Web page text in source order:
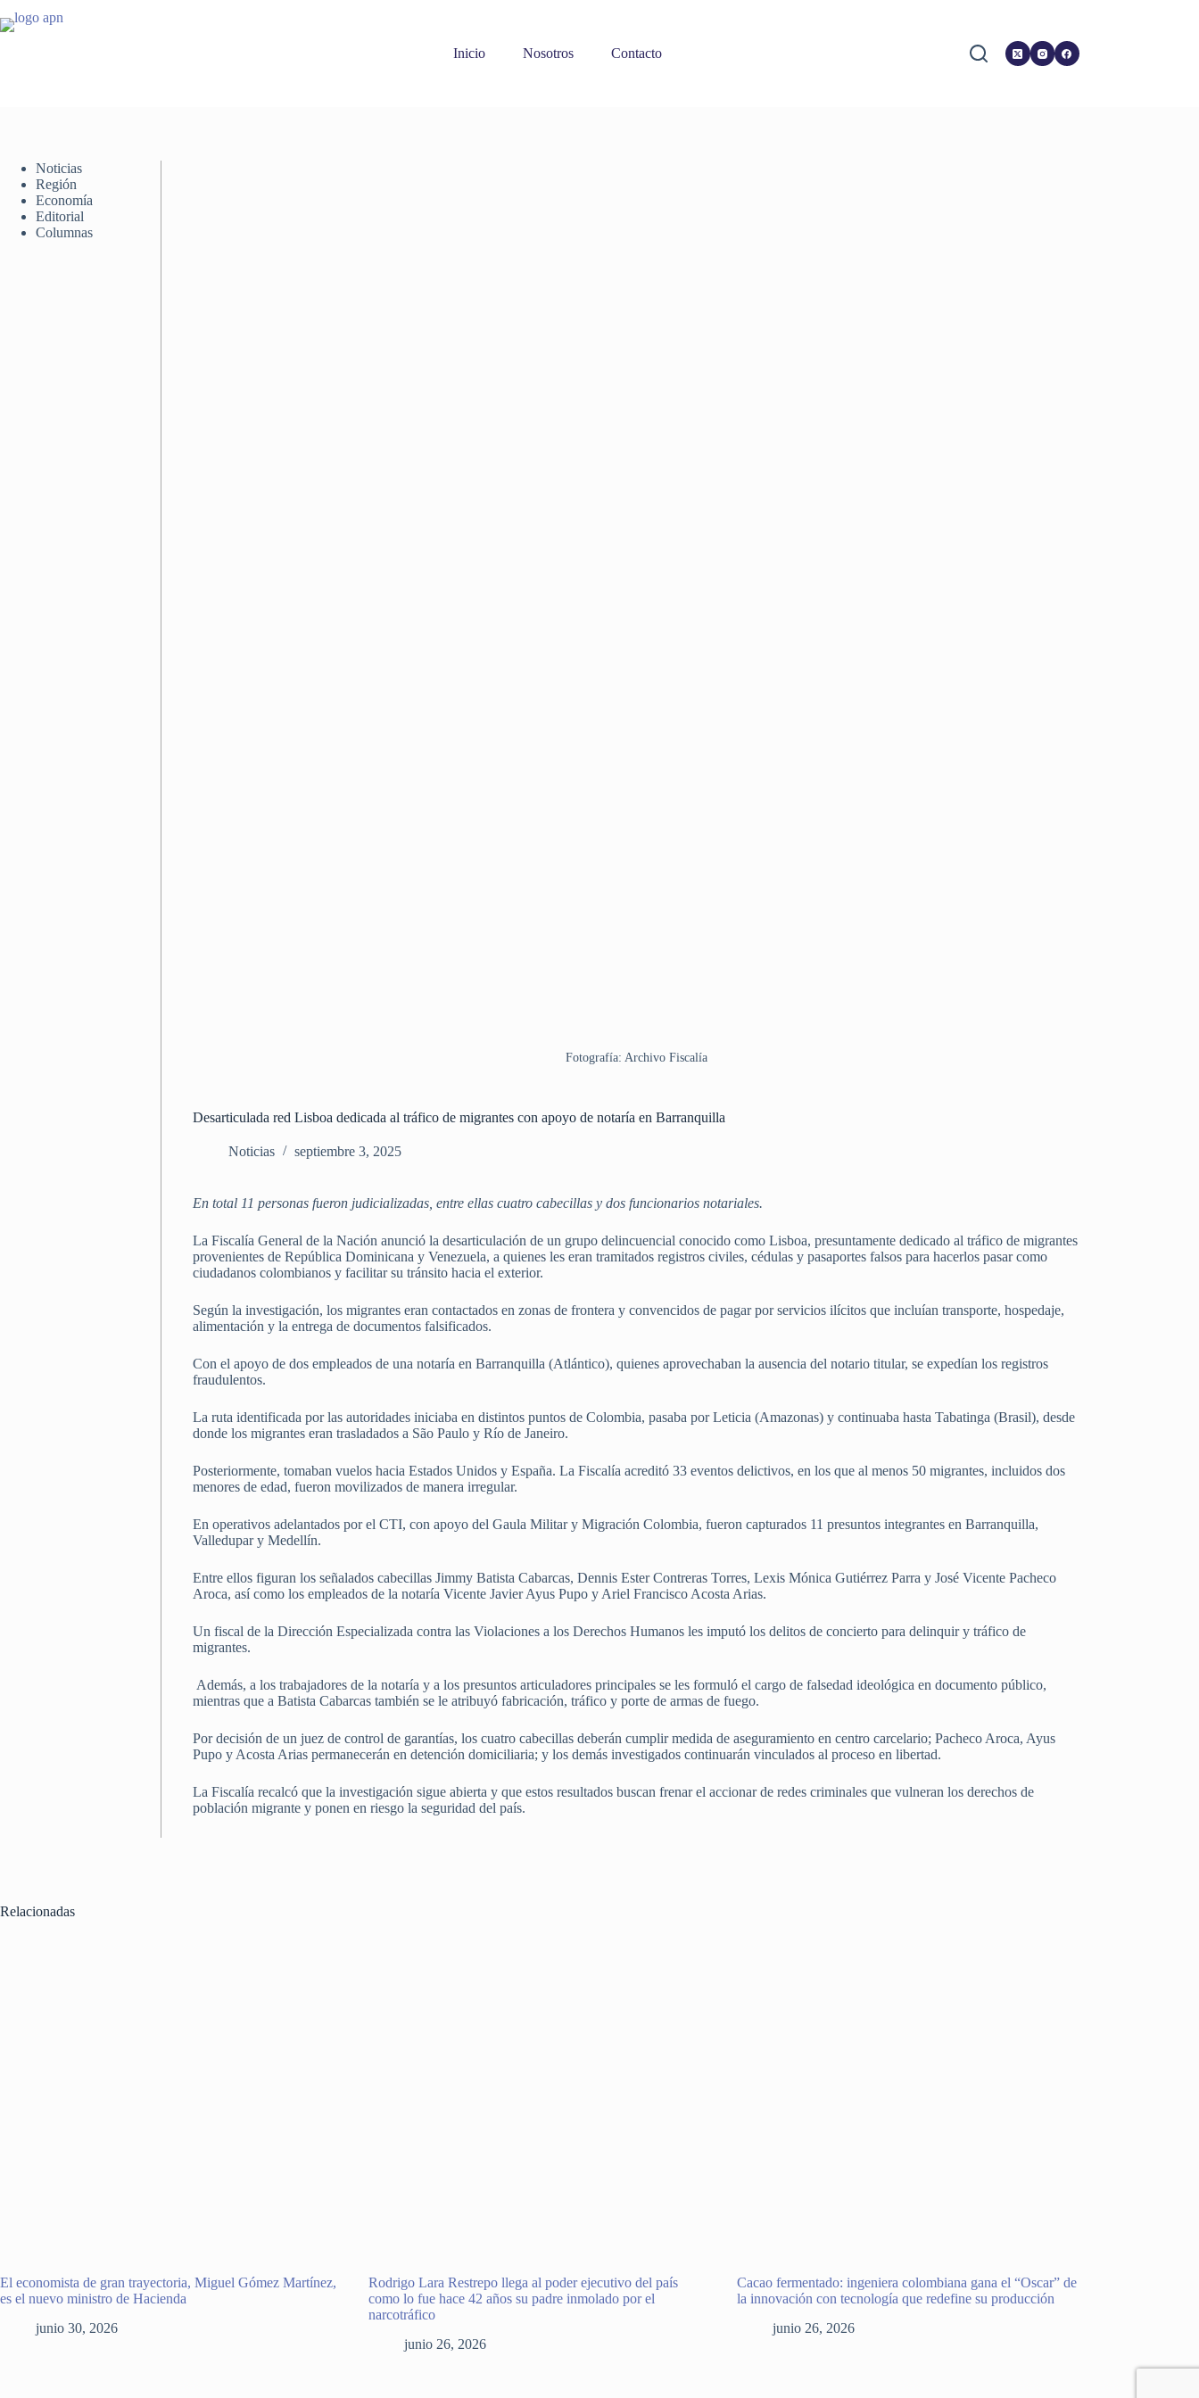
al
Inicio
Nosotros Contacto
Fotografía: Archivo Fiscalía
Desarticulada red Lisboa dedicada al tráfico de migrantes con apoyo de notaría en Barranquilla
Noticias septiembre 3, 2025
En total 11 personas fueron judicializadas, entre ellas cuatro cabecillas y dos funcionarios notariales.
La Fiscalía General de la Nación anunció la desarticulación de un grupo delincuencial conocido como Lisboa, presuntamente dedicado al tráfico de migrantes
provenientes de República Dominicana y Venezuela, a quienes les eran tramitados registros civiles, cédulas y pasaportes falsos para hacerlos pasar como
ciudadanos colombianos y facilitar su tránsito hacia el exterior.
Según la investigación, los migrantes eran contactados en zonas de frontera y convencidos de pagar por servicios ilícitos que incluían transporte, hospedaje,
alimentación y la entrega de documentos falsificados.
Con el apoyo de dos empleados de una notaría en Barranquilla (Atlántico), quienes aprovechaban la ausencia del notario titular, se expedían los registros
fraudulentos.
La ruta identificada por las autoridades iniciaba en distintos puntos de Colombia, pasaba por Leticia (Amazonas) y continuaba hasta Tabatinga (Brasil), desde
donde los migrantes eran trasladados a São Paulo y Río de Janeiro.
Posteriormente, tomaban vuelos hacia Estados Unidos y España. La Fiscalía acreditó 33 eventos delictivos, en los que al menos 50 migrantes, incluidos dos
menores de edad, fueron movilizados de manera irregular.
En operativos adelantados por el CTI, con apoyo del Gaula Militar y Migración Colombia, fueron capturados 11 presuntos integrantes en Barranquilla,
Valledupar y Medellín.
Entre ellos figuran los señalados cabecillas Jimmy Batista Cabarcas, Dennis Ester Contreras Torres, Lexis Mónica Gutiérrez Parra y José Vicente Pacheco
Aroca, así como los empleados de la notaría Vicente Javier Ayus Pupo y Ariel Francisco Acosta Arias.
Un fiscal de la Dirección Especializada contra las Violaciones a los Derechos Humanos les imputó los delitos de concierto para delinquir y tráfico de
migrantes.
Además, a los trabajadores de la notaría y a los presuntos articuladores principales se les formuló el cargo de falsedad ideológica en documento público,
mientras que a Batista Cabarcas también se le atribuyó fabricación, tráfico y porte de armas de fuego.
Por decisión de un juez de control de garantías, los cuatro cabecillas deberán cumplir medida de aseguramiento en centro carcelario; Pacheco Aroca, Ayus
Pupo y Acosta Arias permanecerán en detención domiciliaria; y los demás investigados continuarán vinculados al proceso en libertad.
La Fiscalía recalcó que la investigación sigue abierta y que estos resultados buscan frenar el accionar de redes criminales que vulneran los derechos de
población migrante y ponen en riesgo la seguridad del país.
Noticias
Región
Economía
Editorial
Columnas
Relacionadas
El economista de gran trayectoria, Miguel Gómez Martínez,
es el nuevo ministro de Hacienda
junio 30, 2026
Rodrigo Lara Restrepo llega al poder ejecutivo del país
como lo fue hace 42 años su padre inmolado por el
narcotráfico
junio 26, 2026
Cacao fermentado: ingeniera colombiana gana el “Oscar” de
la innovación con tecnología que redefine su producción
junio 26, 2026